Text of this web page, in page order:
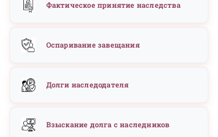
Фактическое принятие наследства
Оспаривание завещания
Долги наследодателя
Взыскание долга с наследников